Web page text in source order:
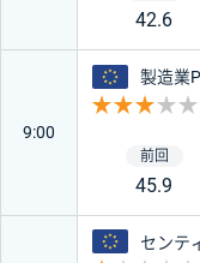
42.6
9:00
ユーロ
製造業
45.9
ユーロ
センテ